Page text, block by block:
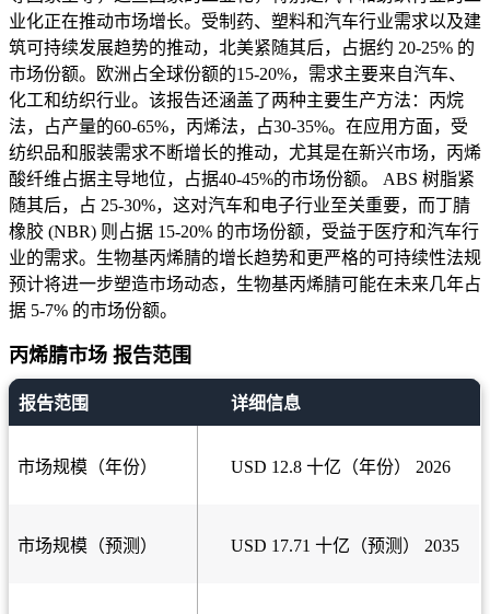
业化正在推动市场增长。受制药、塑料和汽车行业需求以及建
筑可持续发展趋势的推动，北美紧随其后，占据约 20-25% 的
市场份额。欧洲占全球份额的15-20%，需求主要来自汽车、
化工和纺织行业。该报告还涵盖了两种主要生产方法：丙烷
法，占产量的60-65%，丙烯法，占30-35%。在应用方面，受
纺织品和服装需求不断增长的推动，尤其是在新兴市场，丙烯
酸纤维占据主导地位，占据40-45%的市场份额。 ABS 树脂紧
随其后，占 25-30%，这对汽车和电子行业至关重要，而丁腈
橡胶 (NBR) 则占据 15-20% 的市场份额，受益于医疗和汽车行
业的需求。生物基丙烯腈的增长趋势和更严格的可持续性法规
预计将进一步塑造市场动态，生物基丙烯腈可能在未来几年占
据 5-7% 的市场份额。
丙烯腈市场 报告范围
报告范围 详细信息
市场规模（年份） USD 12.8 十亿（年份） 2026
市场规模（预测） USD 17.71 十亿（预测） 2035